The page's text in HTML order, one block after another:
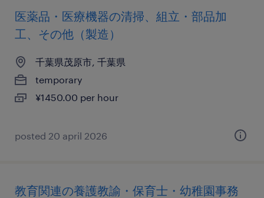
医薬品・医療機器の清掃、組立・部品加
工、その他（製造）
千葉県茂原市, 千葉県
temporary
¥1450.00 per hour
posted 20 april 2026
教育関連の養護教諭・保育士・幼稚園事務